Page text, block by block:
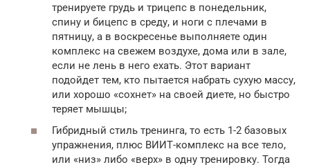
тренируете грудь и трицепс в понедельник,
спину и бицепс в среду, и ноги с плечами в
пятницу, а в воскресенье выполняете один
комплекс на свежем воздухе, дома или в зале,
если не лень в него ехать. Этот вариант
подойдет тем, кто пытается набрать сухую массу,
или хорошо «сохнет» на своей диете, но быстро
теряет мышцы;
Гибридный стиль тренинга, то есть 1-2 базовых
упражнения, плюс ВИИТ-комплекс на все тело,
или «низ» либо «верх» в одну тренировку. Тогда